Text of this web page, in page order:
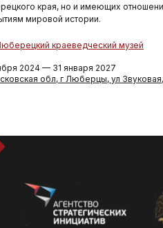
края, но и имеющих
мировой истории.
краеведческий музей
2024 — 31 января 2027
обл, г Люберцы, ул